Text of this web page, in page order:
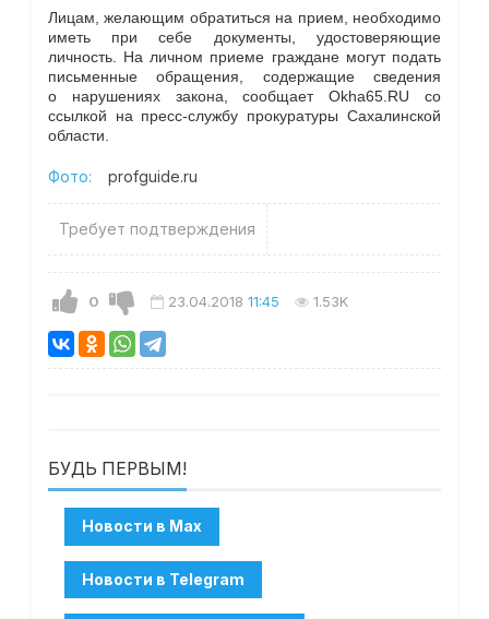
Лицам, желающим обратиться на прием, необходимо
иметь при себе документы, удостоверяющие
личность. На личном приеме граждане могут подать
письменные обращения, содержащие сведения
о нарушениях закона, сообщает Okha65.RU со
ссылкой на пресс-службу прокуратуры Сахалинской
области.
Фото: profguide.ru
Требует подтверждения
0 23.04.2018 11:45 1.53K
БУДЬ ПЕРВЫМ!